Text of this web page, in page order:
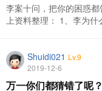
李案十问，把你的困惑
上资料整理： 1、李为什
Shuidi021 Lv.9
2019-12-6
万一你们都猜错了呢？